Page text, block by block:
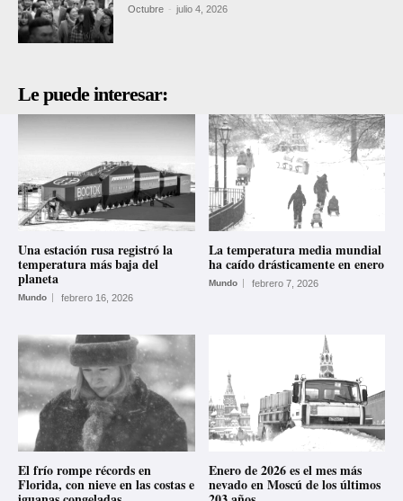
Octubre - julio 4, 2026
Le puede interesar:
Una estación rusa registró la
temperatura más baja del
planeta
Mundo febrero 16, 2026
La temperatura media mundial
ha caído drásticamente en enero
Mundo febrero 7, 2026
El frío rompe récords en
Florida, con nieve en las costas e
Enero de 2026 es el mes más
nevado en Moscú de los últimos